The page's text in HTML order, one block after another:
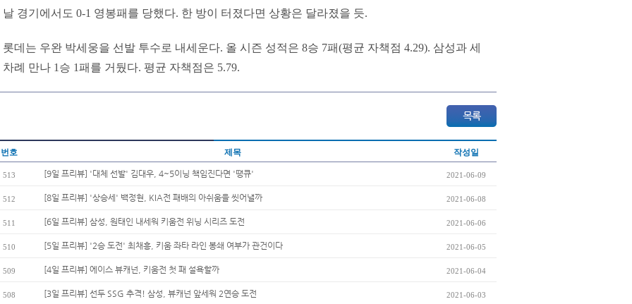
날 경기에서도 0-1 영봉패를 당했다. 한 방이 터졌다면 상황은 달라졌을 듯.
롯데는 우완 박세웅을 선발 투수로 내세운다. 올 시즌 성적은 8승 7패(평균 자책점 4.29). 삼성과 세
차례 만나 1승 1패를 거뒀다. 평균 자책점은 5.79.
번호 제목 작성일
513 [9일 프리뷰] '대체 선발' 김대우, 4~5이닝 책임진다면 '땡큐' 2021-06-09
512 [8일 프리뷰] '상승세' 백정현, KIA전 패배의 아쉬움을 씻어낼까 2021-06-08
511 [6일 프리뷰] 삼성, 원태인 내세워 키움전 위닝 시리즈 도전 2021-06-06
510 [5일 프리뷰] '2승 도전' 최채흥, 키움 좌타 라인 봉쇄 여부가 관건이다 2021-06-05
509 [4일 프리뷰] 에이스 뷰캐넌, 키움전 첫 패 설욕할까 2021-06-04
508 [3일 프리뷰] 선두 SSG 추격! 삼성, 뷰캐넌 앞세워 2연승 도전 2021-06-03